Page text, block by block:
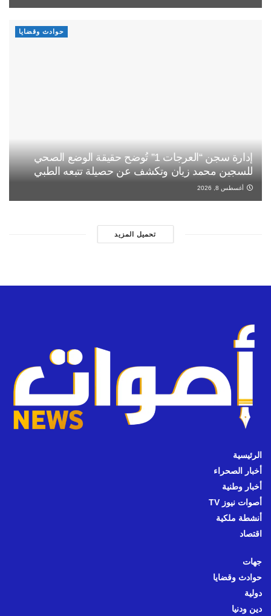
حوادث وقضايا
إدارة سجن “العرجات 1” تُوضح حقيقة الوضع الصحي
للسجين محمد زيان وتكشف عن حصيلة تتبعه الطبي
أغسطس 8, 2026
تحميل المزيد
الرئيسية
أخبار الصحراء
أخبار وطنية
أصوات نيوز TV
أنشطة ملكية
اقتصاد
جهات
حوادث وقضايا
دولية
دين ودنيا